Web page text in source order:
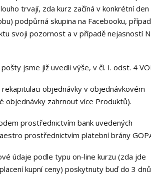
trvají, zda kurz začíná v konkrétní den
podpůrná skupina na Facebooku,
svoji pozornost a v případě nejasností
jsme již uvedli výše, v čl. I. odst. 4
objednávky v objednávkovém
objednávky zahrnout více Produktů).
prostřednictvím bank uvedených
prostřednictvím platební brány
údaje podle typu on-line kurzu (zda jde
kupní ceny) poskytnuty buď do 3